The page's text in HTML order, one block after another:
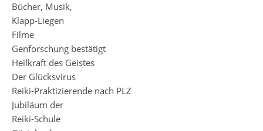
Bücher, Musik,
Klapp-Liegen
Filme
Genforschung bestätigt
Heilkraft des Geistes
Der Glücksvirus
Reiki-Praktizierende nach PLZ
Jubiläum der
Reiki-Schule